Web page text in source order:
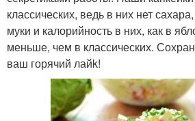
классических, ведь в них нет
муки и калорийность в них, как в
меньше, чем в классических.
ваш горячий лайk!